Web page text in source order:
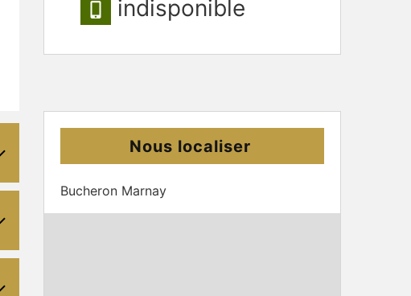
indisponible
Nous localiser
Bucheron Marnay